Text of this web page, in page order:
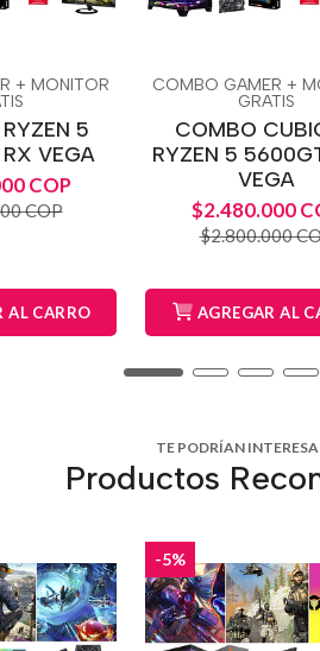
+ MONITOR
5
VEGA
COP
COP
AL CARRO
COMBO GAMER +
GRATIS
COMBO
RYZEN 5
VEGA
$2.480.000
$2.800.000
AGREGAR AL
TE PODRÍAN
Productos
-5%